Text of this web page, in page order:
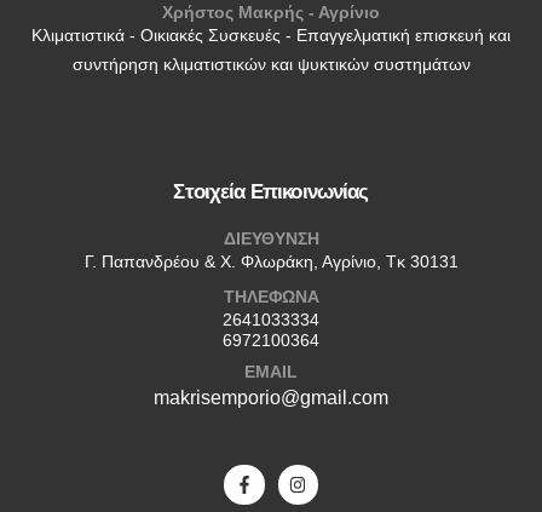
Χρήστος Μακρής - Αγρίνιο
Κλιματιστικά - Οικιακές Συσκευές - Επαγγελματική επισκευή και
συντήρηση κλιματιστικών και ψυκτικών συστημάτων
Στοιχεία Επικοινωνίας
ΔΙΕΥΘΥΝΣΗ
Γ. Παπανδρέου & Χ. Φλωράκη, Αγρίνιο, Τκ 30131
ΤΗΛΕΦΩΝΑ
2641033334
6972100364
EMAIL
makrisemporio@gmail.com